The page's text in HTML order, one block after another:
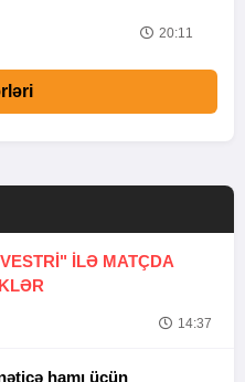
20:11
İLƏ MATÇDA
14:37
hamı üçün